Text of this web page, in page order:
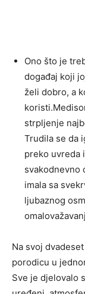
Ono što je
događaj koji
želi dobro, a
strpljenje
Trudila se da
preko uvreda
svakodnevno
imala sa
ljubaznog
Na svoj
porodicu u
Sve je djelovalo